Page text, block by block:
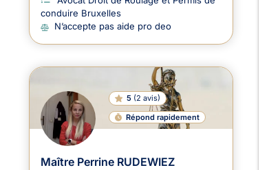
conduire Bruxelles
N’accepte pas aide pro deo
5 (2 avis)
Répond rapidement
Maître Perrine RUDEWIEZ